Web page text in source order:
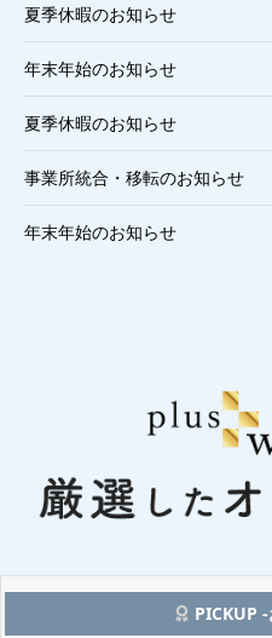
夏季休暇のお知らせ
年末年始のお知らせ
夏季休暇のお知らせ
事業所統合・移転のお知らせ
年末年始のお知らせ
PICKUP